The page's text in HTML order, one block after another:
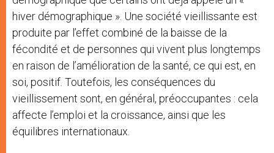
hiver démographique ». Une société vieillissante est
produite par l’effet combiné de la baisse de la
fécondité et de personnes qui vivent plus longtemps
en raison de l’amélioration de la santé, ce qui est, en
soi, positif. Toutefois, les conséquences du
vieillissement sont, en général, préoccupantes : cela
affecte l’emploi et la croissance, ainsi que les
équilibres internationaux.